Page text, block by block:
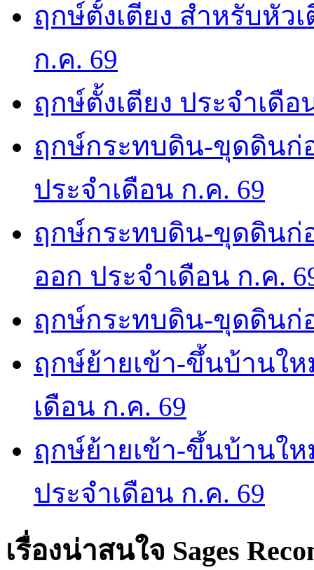
ฤกษ์ตั้งเตียง สำหรับหัว
ก.ค. 69
ฤกษ์ตั้งเตียง ประจำเดือ
ฤกษ์กระทบดิน-ขุดดินก่
ประจำเดือน ก.ค. 69
ฤกษ์กระทบดิน-ขุดดินก่
ออก ประจำเดือน ก.ค.
ฤกษ์กระทบดิน-ขุดดินก่
ฤกษ์ย้ายเข้า-ขึ้นบ้านใ
เดือน ก.ค. 69
ฤกษ์ย้ายเข้า-ขึ้นบ้านใ
ประจำเดือน ก.ค. 69
เรื่องน่าสนใจ Sages